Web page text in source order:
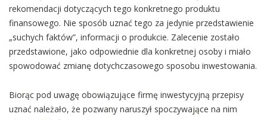
rekomendacji dotyczących tego konkretnego produktu
finansowego. Nie sposób uznać tego za jedynie przedstawienie
„suchych faktów”, informacji o produkcie. Zalecenie zostało
przedstawione, jako odpowiednie dla konkretnej osoby i miało
spowodować zmianę dotychczasowego sposobu inwestowania.
Biorąc pod uwagę obowiązujące firmę inwestycyjną przepisy
uznać należało, że pozwany naruszył spoczywające na nim